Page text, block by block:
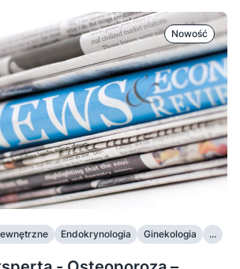
Nowość
Endokrynologia Ginekologia ...